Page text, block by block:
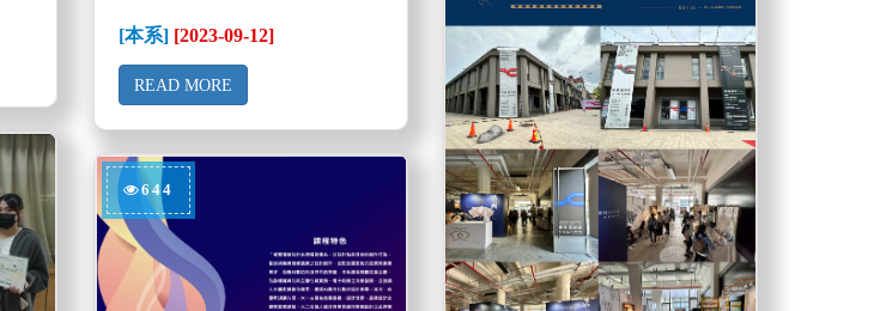
[本系] [2023-09-12]
READ MORE
644